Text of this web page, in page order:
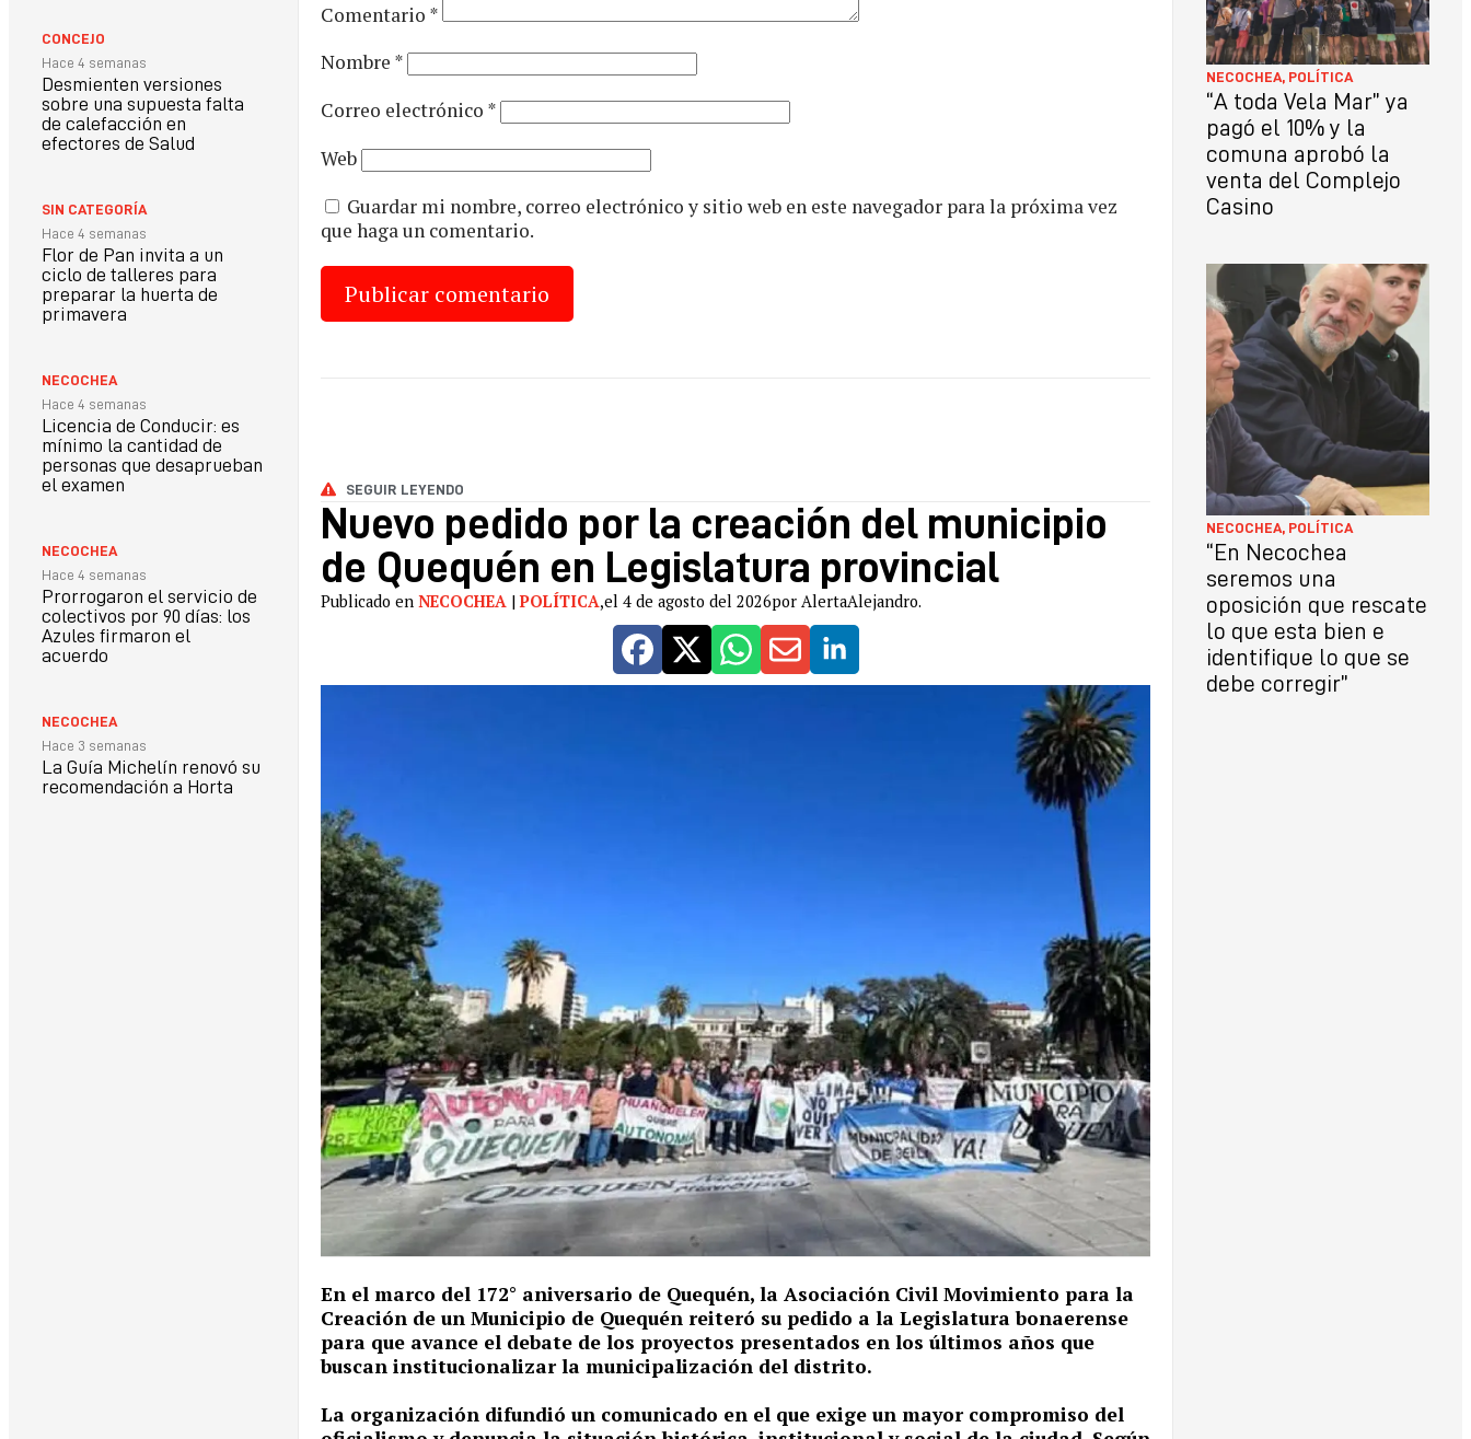
NECOCHEA, POLÍTICA
“A toda Vela Mar” ya
pagó el 10% y la
comuna aprobó la
venta del Complejo
Casino
NECOCHEA, POLÍTICA
“En Necochea
seremos una
oposición que rescate
lo que esta bien e
identifique lo que se
debe corregir”
CONCEJO
Hace 4 semanas
Desmienten versiones
sobre una supuesta falta
de calefacción en
efectores de Salud
SIN CATEGORÍA
Hace 4 semanas
Flor de Pan invita a un
ciclo de talleres para
preparar la huerta de
primavera
NECOCHEA
Hace 4 semanas
Licencia de Conducir: es
mínimo la cantidad de
personas que desaprueban
el examen
NECOCHEA
Hace 4 semanas
Prorrogaron el servicio de
colectivos por 90 días: los
Azules firmaron el
acuerdo
NECOCHEA
Hace 3 semanas
La Guía Michelín renovó su
recomendación a Horta
Comentario *
Nombre *
Correo electrónico *
Web
Guardar mi nombre, correo electrónico y sitio web en este navegador para la próxima vez
que haga un comentario.
SEGUIR LEYENDO
Nuevo pedido por la creación del municipio
de Quequén en Legislatura provincial
Publicado en NECOCHEA |POLÍTICA,el 4 de agosto del 2026por AlertaAlejandro.
En el marco del 172° aniversario de Quequén, la Asociación Civil Movimiento para la
Creación de un Municipio de Quequén reiteró su pedido a la Legislatura bonaerense
para que avance el debate de los proyectos presentados en los últimos años que
buscan institucionalizar la municipalización del distrito.
La organización difundió un comunicado en el que exige un mayor compromiso del